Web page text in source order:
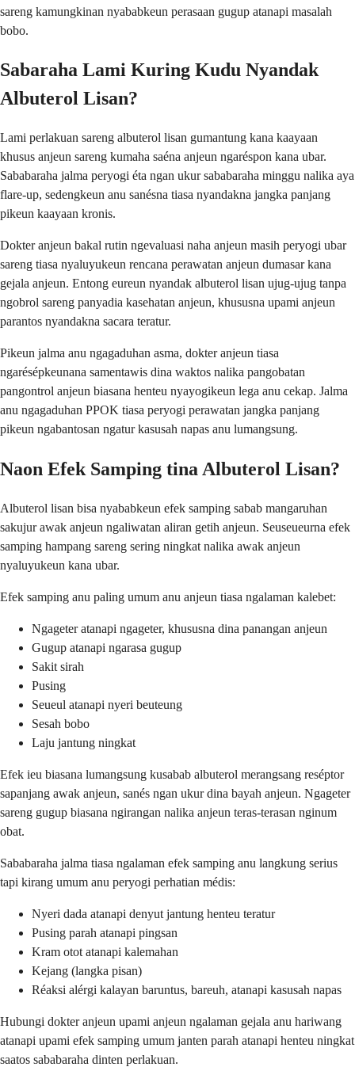
sareng kamungkinan nyababkeun perasaan gugup atanapi masalah
bobo.
Sabaraha Lami Kuring Kudu Nyandak
Albuterol Lisan?
Lami perlakuan sareng albuterol lisan gumantung kana kaayaan
khusus anjeun sareng kumaha saéna anjeun ngaréspon kana ubar.
Sababaraha jalma peryogi éta ngan ukur sababaraha minggu nalika aya
flare-up, sedengkeun anu sanésna tiasa nyandakna jangka panjang
pikeun kaayaan kronis.
Dokter anjeun bakal rutin ngevaluasi naha anjeun masih peryogi ubar
sareng tiasa nyaluyukeun rencana perawatan anjeun dumasar kana
gejala anjeun. Entong eureun nyandak albuterol lisan ujug-ujug tanpa
ngobrol sareng panyadia kasehatan anjeun, khususna upami anjeun
parantos nyandakna sacara teratur.
Pikeun jalma anu ngagaduhan asma, dokter anjeun tiasa
ngarésépkeunana samentawis dina waktos nalika pangobatan
pangontrol anjeun biasana henteu nyayogikeun lega anu cekap. Jalma
anu ngagaduhan PPOK tiasa peryogi perawatan jangka panjang
pikeun ngabantosan ngatur kasusah napas anu lumangsung.
Naon Efek Samping tina Albuterol Lisan?
Albuterol lisan bisa nyababkeun efek samping sabab mangaruhan
sakujur awak anjeun ngaliwatan aliran getih anjeun. Seuseueurna efek
samping hampang sareng sering ningkat nalika awak anjeun
nyaluyukeun kana ubar.
Efek samping anu paling umum anu anjeun tiasa ngalaman kalebet:
Ngageter atanapi ngageter, khususna dina panangan anjeun
Gugup atanapi ngarasa gugup
Sakit sirah
Pusing
Seueul atanapi nyeri beuteung
Sesah bobo
Laju jantung ningkat
Efek ieu biasana lumangsung kusabab albuterol merangsang reséptor
sapanjang awak anjeun, sanés ngan ukur dina bayah anjeun. Ngageter
sareng gugup biasana ngirangan nalika anjeun teras-terasan nginum
obat.
Sababaraha jalma tiasa ngalaman efek samping anu langkung serius
tapi kirang umum anu peryogi perhatian médis:
Nyeri dada atanapi denyut jantung henteu teratur
Pusing parah atanapi pingsan
Kram otot atanapi kalemahan
Kejang (langka pisan)
Réaksi alérgi kalayan baruntus, bareuh, atanapi kasusah napas
Hubungi dokter anjeun upami anjeun ngalaman gejala anu hariwang
atanapi upami efek samping umum janten parah atanapi henteu ningkat
saatos sababaraha dinten perlakuan.